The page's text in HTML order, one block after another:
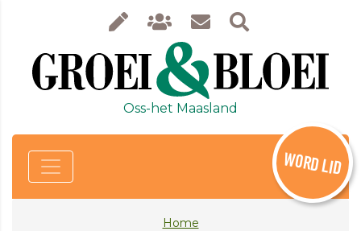
Oss-het Maasland
WORD LID
Home